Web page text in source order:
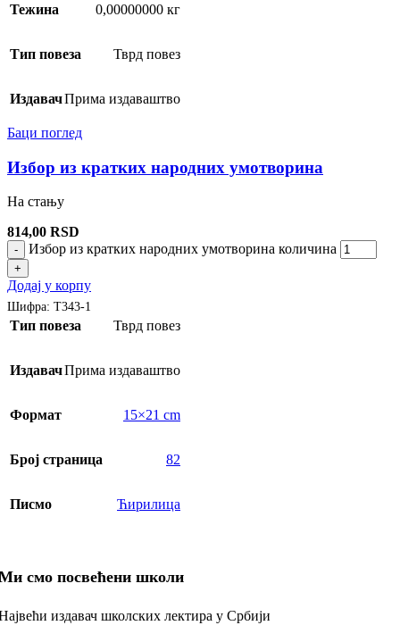
Тежина 0,00000000 кг
Тип повеза Тврд повез
ИздавачПрима издаваштво
Баци поглед
Избор из кратких народних умотворина
На стању
814,00 RSD
- Избор из кратких народних умотворина количина
+
Додај у корпу
Шифра: Т343-1
Тип повеза Тврд повез
ИздавачПрима издаваштво
Формат 15×21 cm
Број страница 82
Писмо Ћирилица
смо посвећени школи
издавач школских лектира у Србији